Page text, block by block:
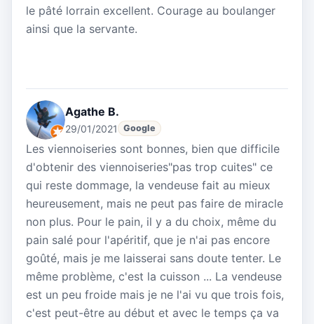
le pâté lorrain excellent. Courage au boulanger
ainsi que la servante.
Agathe B.
29/01/2021 Google
Les viennoiseries sont bonnes, bien que difficile
d'obtenir des viennoiseries"pas trop cuites" ce
qui reste dommage, la vendeuse fait au mieux
heureusement, mais ne peut pas faire de miracle
non plus. Pour le pain, il y a du choix, même du
pain salé pour l'apéritif, que je n'ai pas encore
goûté, mais je me laisserai sans doute tenter. Le
même problème, c'est la cuisson ... La vendeuse
est un peu froide mais je ne l'ai vu que trois fois,
c'est peut-être au début et avec le temps ça va